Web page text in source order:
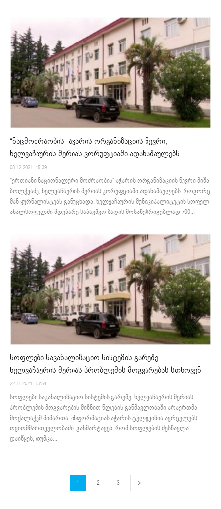
“ნაცმოძრაობის” აჭარის ორგანიზაციის წევრი,
ხელვაჩაურის მერიას კორუფციაში ადანაშაულებს
08.12.2021. 15:39
"ერთიანი ნაციონალური მოძრაობის" აჭარის ორგანიზაციის წევრი მიშა
ბოლქვაძე, ხელვაჩაურის მერიას კორუფციაში ადანაშაულებს. როგორც
მან ჟურნალისტებს განუცხადა, ხელვაჩაურის მუნიციპალიტეტის სოფელ
ახალსოფელში მდებარე საბავშვო ბაღის მოსაწესრიგებლად 700...
სოფლები საკანალიზაციო სისტემის გარეშე –
ხელვაჩაურის მერიას პრობლემის მოგვარებას სთხოვენ
22.11.2021. 13:54
სოფლები საკანალიზაციო სისტემის გარეშე. ხელვაჩაურის მერიას
პრობლემის მოგვარების მიზნით წლების განმავლობაში არაერთმა
მოქალაქემ მიმართა. ინფორმაციას აჭარის ტელევიზია ავრცელებს.
თვითმმართველობაში განმარტავენ, რომ სოფლების შესწავლა
დაიწყეს, თუმცა...
1 2 3